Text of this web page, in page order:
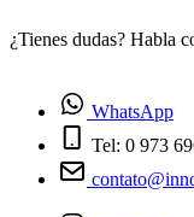
¿Tienes dudas? Habla
WhatsApp
Tel: 0 973